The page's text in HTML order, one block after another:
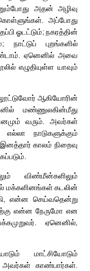
அதன் அழிவு
கொள்ளுங்கள். அப்போது
ஓடட்டும்; நகரத்தின்
நாட்டுப் புறங்களில்
ஏனெனில் அவை
எழுதியுள்ள யாவும்
ஆகியோரின்
மண்ணுலகின்மீது
வரும். அவர்கள்
நாடுகளுக்கும்
இனத்தார் காலம் நிறைவு
விண்மீன்களிலும்
மக்களினங்கள் கடலின்
என்ன செய்வதென்று
என்ன நேருமோ என
ஏனெனில்,
மாட்சியோடும்
அவர்கள் காண்பார்கள்.